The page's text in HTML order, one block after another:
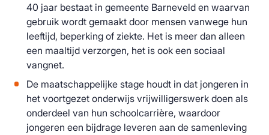
40 jaar bestaat in gemeente Barneveld en waarvan
gebruik wordt gemaakt door mensen vanwege hun
leeftijd, beperking of ziekte. Het is meer dan alleen
een maaltijd verzorgen, het is ook een sociaal
vangnet.
De maatschappelijke stage houdt in dat jongeren in
het voortgezet onderwijs vrijwilligerswerk doen als
onderdeel van hun schoolcarrière, waardoor
jongeren een bijdrage leveren aan de samenleving